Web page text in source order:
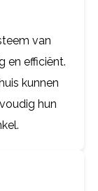
van
en efficiënt.
kunnen
hun